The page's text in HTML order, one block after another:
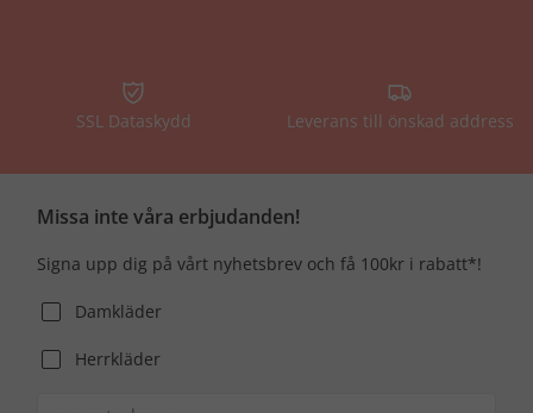
SSL Dataskydd Leverans till önskad address
Missa inte våra erbjudanden!
Signa upp dig på vårt nyhetsbrev och få 100kr i rabatt*!
Damkläder
Herrkläder